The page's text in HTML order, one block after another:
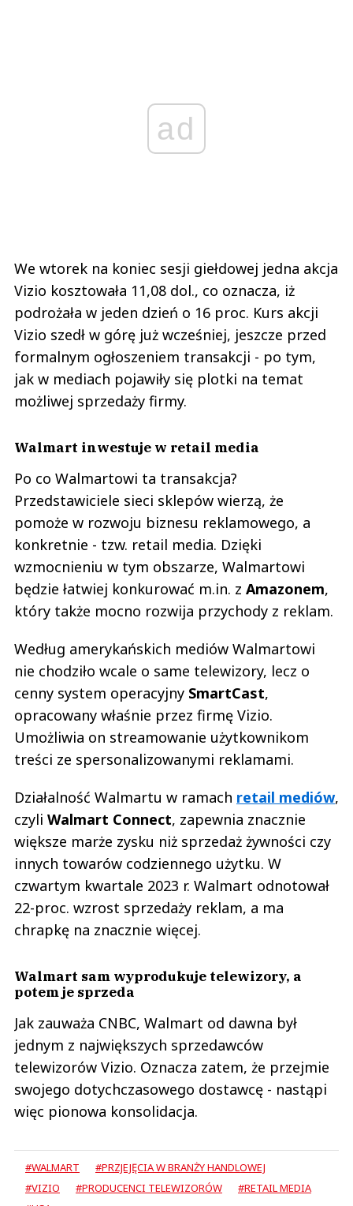
ad
We wtorek na koniec sesji giełdowej jedna akcja
Vizio kosztowała 11,08 dol., co oznacza, iż
podrożała w jeden dzień o 16 proc. Kurs akcji
Vizio szedł w górę już wcześniej, jeszcze przed
formalnym ogłoszeniem transakcji - po tym,
jak w mediach pojawiły się plotki na temat
możliwej sprzedaży firmy.
Walmart inwestuje w retail media
Po co Walmartowi ta transakcja?
Przedstawiciele sieci sklepów wierzą, że
pomoże w rozwoju biznesu reklamowego, a
konkretnie - tzw. retail media. Dzięki
wzmocnieniu w tym obszarze, Walmartowi
będzie łatwiej konkurować m.in. z Amazonem,
który także mocno rozwija przychody z reklam.
Według amerykańskich mediów Walmartowi
nie chodziło wcale o same telewizory, lecz o
cenny system operacyjny SmartCast,
opracowany właśnie przez firmę Vizio.
Umożliwia on streamowanie użytkownikom
treści ze spersonalizowanymi reklamami.
Działalność Walmartu w ramach retail mediów,
czyli Walmart Connect, zapewnia znacznie
większe marże zysku niż sprzedaż żywności czy
innych towarów codziennego użytku. W
czwartym kwartale 2023 r. Walmart odnotował
22-proc. wzrost sprzedaży reklam, a ma
chrapkę na znacznie więcej.
Walmart sam wyprodukuje telewizory, a
potem je sprzeda
Jak zauważa CNBC, Walmart od dawna był
jednym z największych sprzedawców
telewizorów Vizio. Oznacza zatem, że przejmie
swojego dotychczasowego dostawcę - nastąpi
więc pionowa konsolidacja.
#WALMART
#PRZJEJĘCIA W BRANŻY HANDLOWEJ
#VIZIO
#PRODUCENCI TELEWIZORÓW
#RETAIL MEDIA